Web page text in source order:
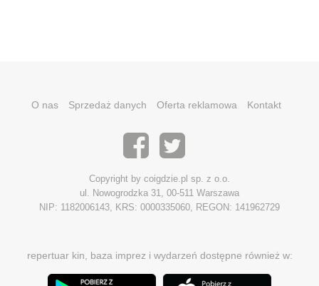
O nas Sprzedaż danych Oferta reklamowa Kontakt
Copyright by coigdzie.pl sp. z o.o.
ul. Nowogrodzka 31, 00-511 Warszawa
NIP: 1182006143, KRS: 0000335060, REGON: 141962729
repertuar kin, baza imprez i wydarzeń dostępne również w: